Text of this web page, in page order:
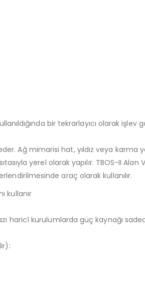
bir tekrarlayıcı olarak
Ağ mimarisi hat, yıldız veya karma
yerel olarak yapılır. TBOS-II
araç olarak kullanılır.
kullanır
haricî kurulumlarda güç kaynağı